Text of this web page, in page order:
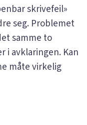
skrivefeil»
seg. Problemet
samme to
i avklaringen. Kan
måte virkelig